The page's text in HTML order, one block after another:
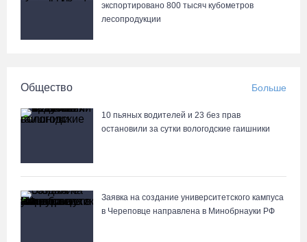
экспортировано 800 тысяч кубометров
лесопродукции
Общество Больше
10 пьяных водителей и 23 без прав
остановили за сутки вологодские гаишники
Заявка на создание университетского кампуса
в Череповце направлена в Минобрнауки РФ